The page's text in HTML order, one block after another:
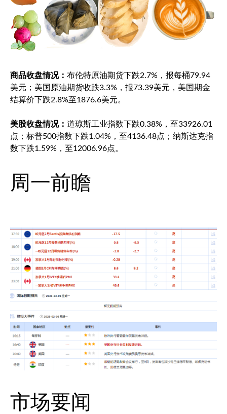
商品收盘情况： 布伦特原油期货下跌2.7%，报每桶79.94
美元；美国原油期货收跌3.3%，报73.39美元，美国期金
结算价下跌2.8%至1876.6美元。
美股收盘情况： 道琼斯工业指数下跌0.38%，至33926.01
点； 标普500指数下跌1.04%，至4136.48点；纳斯达克指
数下跌1.59%，至12006.96点。
周一前瞻
市场要闻